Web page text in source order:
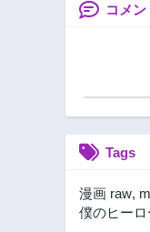
果、実力が
コメン
Tags
漫画 raw,
僕のヒー